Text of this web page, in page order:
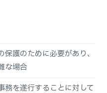
護のために必要があり、
な場合
務を遂行することに対して